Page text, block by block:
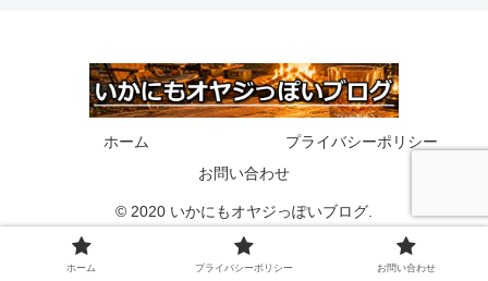
ホーム
プライバシーポリシー
お問い合わせ
© 2020 いかにもオヤジっぽいブログ.
ホーム プライバシーポリシー お問い合わせ